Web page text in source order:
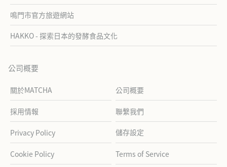
鳴門市官方旅遊網站
HAKKO - 探索日本的發酵食品文化
公司概要
關於MATCHA 公司概要
採用情報 聯繫我們
Privacy Policy 儲存設定
Cookie Policy Terms of Service